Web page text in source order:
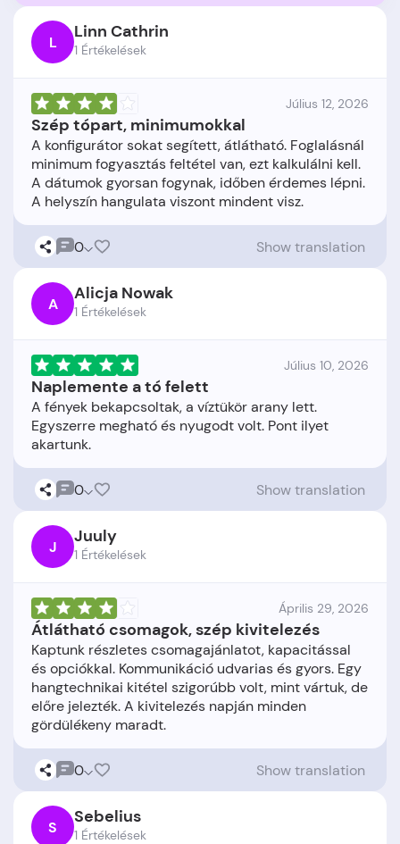
L Linn Cathrin
1 Értékelések
Július 12, 2026
Szép tópart, minimumokkal
A konfigurátor sokat segített, átlátható. Foglalásnál
minimum fogyasztás feltétel van, ezt kalkulálni kell.
A dátumok gyorsan fogynak, időben érdemes lépni.
0 Show translation
A Alicja Nowak
1 Értékelések
Július 10, 2026
Naplemente a tó felett
A fények bekapcsoltak, a víztükör arany lett.
Egyszerre megható és nyugodt volt. Pont ilyet
0 Show translation
J Juuly
1 Értékelések
Április 29, 2026
Átlátható csomagok, szép kivitelezés
Kaptunk részletes csomagajánlatot, kapacitással
és opciókkal. Kommunikáció udvarias és gyors. Egy
hangtechnikai kitétel szigorúbb volt, mint vártuk, de
előre jelezték. A kivitelezés napján minden
0 Show translation
S Sebelius
1 Értékelések